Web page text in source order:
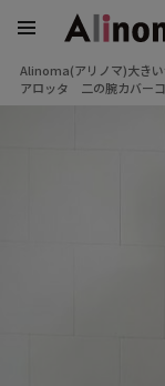
Alinoma(アリノマ)大き
アロッタ 二の腕カバー